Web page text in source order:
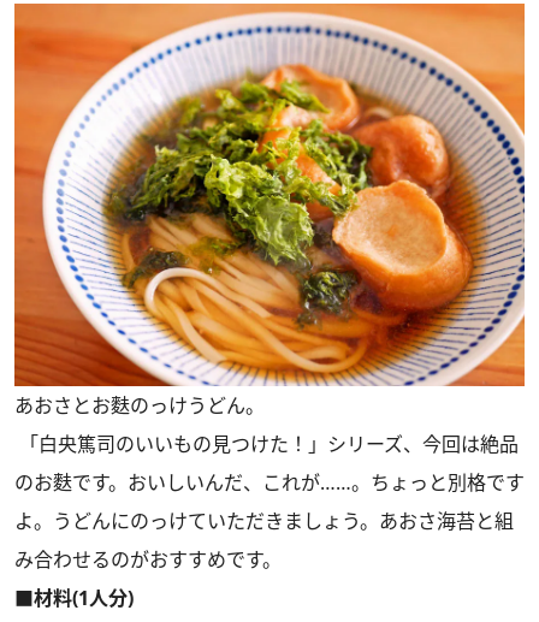
あおさとお麩のっけうどん。
「白央篤司のいいもの見つけた！」シリーズ、今回は絶品
のお麩です。おいしいんだ、これが……。ちょっと別格です
よ。うどんにのっけていただきましょう。あおさ海苔と組
み合わせるのがおすすめです。
■材料(1人分)